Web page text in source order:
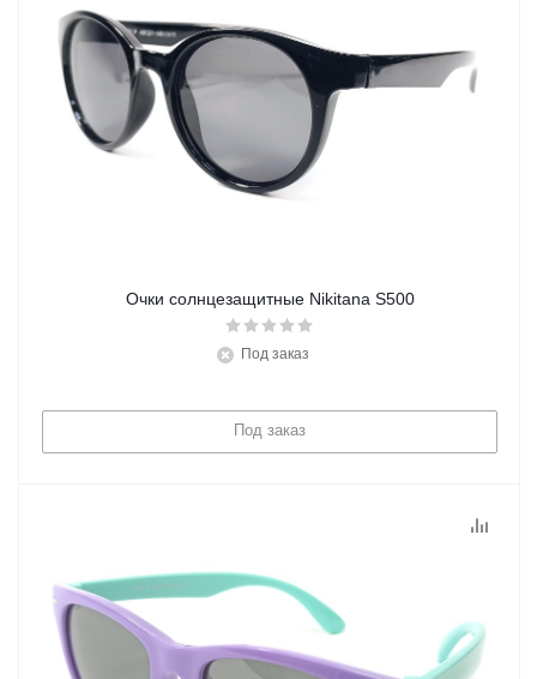
Очки солнцезащитные Nikitana S500
Под заказ
Под заказ